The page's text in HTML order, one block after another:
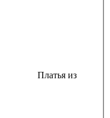
Платья из